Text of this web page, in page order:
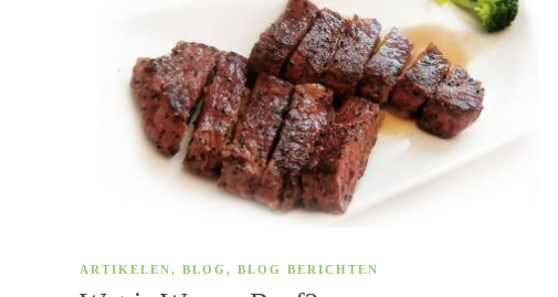
ARTIKELEN, BLOG , BLOG BERICHTEN